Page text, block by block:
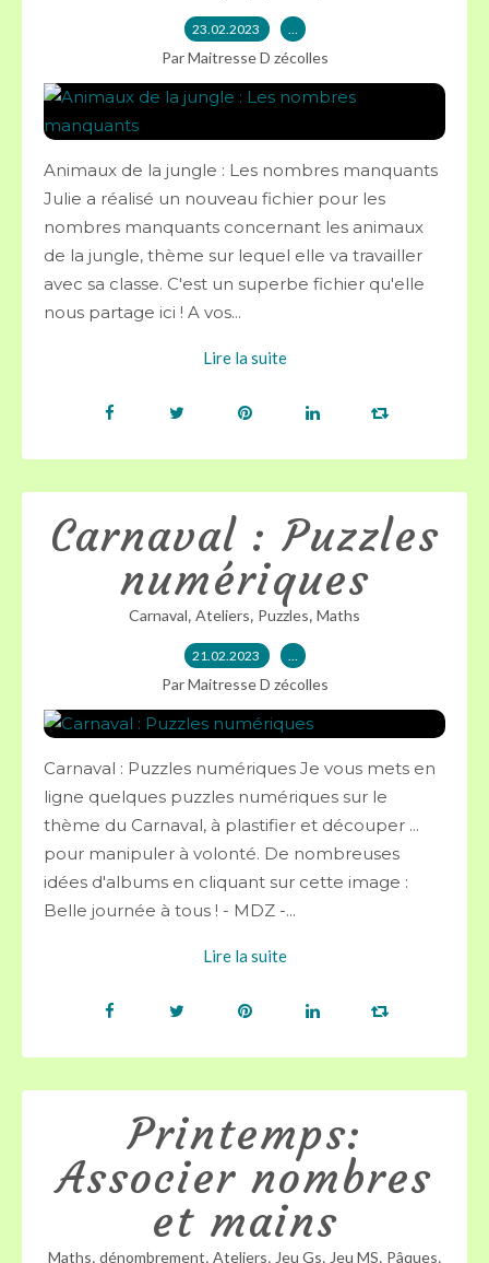
23.02.2023 …
Par Maitresse D zécolles
Animaux de la jungle : Les nombres manquants
Julie a réalisé un nouveau fichier pour les
nombres manquants concernant les animaux
de la jungle, thème sur lequel elle va travailler
avec sa classe. C'est un superbe fichier qu'elle
nous partage ici ! A vos...
Lire la suite
Carnaval : Puzzles
numériques
Carnaval, Ateliers, Puzzles, Maths
21.02.2023 …
Par Maitresse D zécolles
Carnaval : Puzzles numériques Je vous mets en
ligne quelques puzzles numériques sur le
thème du Carnaval, à plastifier et découper ...
pour manipuler à volonté. De nombreuses
idées d'albums en cliquant sur cette image :
Belle journée à tous ! - MDZ -...
Lire la suite
Printemps:
Associer nombres
et mains
Maths, dénombrement, Ateliers, Jeu Gs, Jeu MS, Pâques,